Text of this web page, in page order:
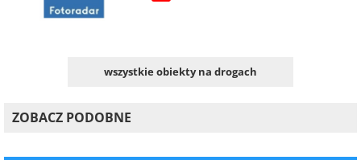
wszystkie obiekty na drogach
ZOBACZ PODOBNE